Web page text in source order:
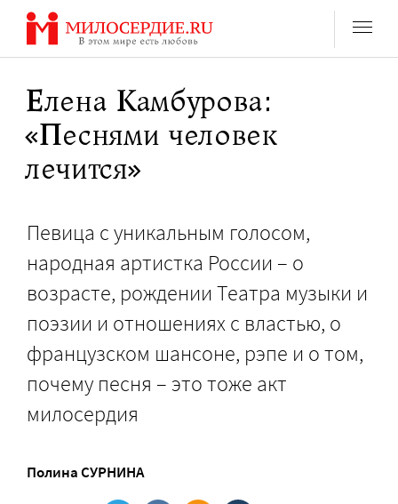
Перейти
содержанию
Елена Камбурова:
«Песнями человек
лечится»
Певица с уникальным голосом,
народная артистка России – о
возрасте, рождении Театра музыки и
поэзии и отношениях с властью, о
французском шансоне, рэпе и о том,
почему песня – это тоже акт
милосердия
Полина СУРНИНА